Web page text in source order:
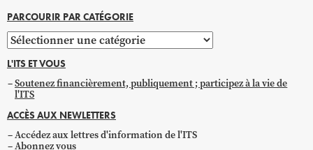
PARCOURIR PAR CATÉGORIE
Parcourir
par
catégorie
L'ITS ET VOUS
Soutenez financièrement, publiquement ; participez à la vie de
l'ITS
ACCÈS AUX NEWLETTERS
Accédez aux lettres d'information de l'ITS
Abonnez vous